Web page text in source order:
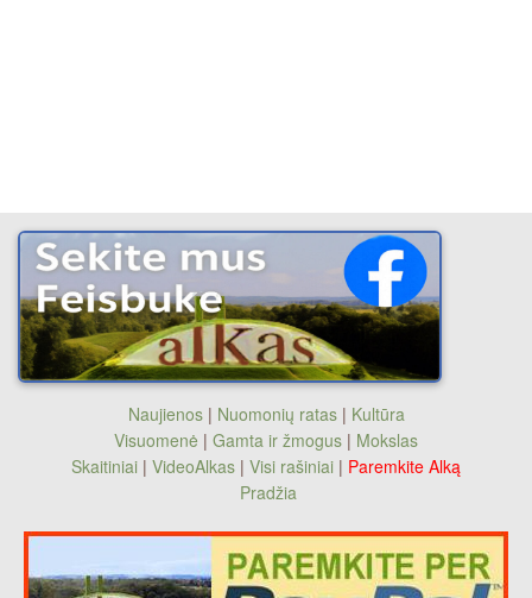
Naujienos| Nuomonių ratas| Kultūra
Visuomenė | Gamta ir žmogus | Mokslas
Skaitiniai | VideoAlkas | Visi rašiniai | Paremkite Alką
Pradžia